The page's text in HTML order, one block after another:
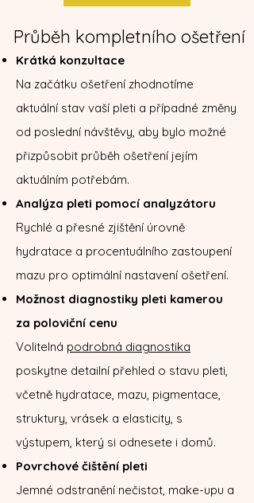
Průběh kompletního ošetření
Krátká konzultace
Na začátku ošetření zhodnotíme
aktuální stav vaší pleti a případné změny
od poslední návštěvy, aby bylo možné
přizpůsobit průběh ošetření jejím
aktuálním potřebám.
Analýza pleti pomocí analyzátoru
Rychlé a přesné zjištění úrovně
hydratace a procentuálního zastoupení
mazu pro optimální nastavení ošetření.
Možnost diagnostiky pleti kamerou
za poloviční cenu
Volitelná podrobná diagnostika
poskytne detailní přehled o stavu pleti,
včetně hydratace, mazu, pigmentace,
struktury, vrásek a elasticity, s
výstupem, který si odnesete i domů.
Povrchové čištění pleti
Jemné odstranění nečistot, make-upu a